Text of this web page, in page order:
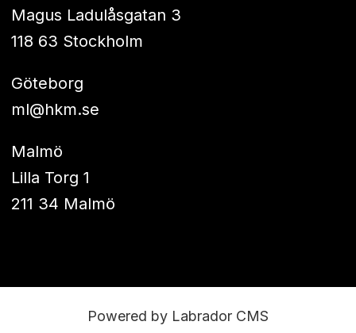
Magus Ladulåsgatan 3
118 63 Stockholm
Göteborg
ml@hkm.se
Malmö
Lilla Torg 1
211 34 Malmö
Powered by Labrador CMS